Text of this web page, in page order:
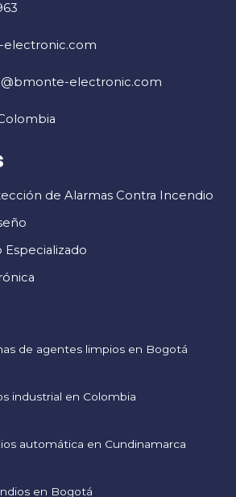
electronic.com
de Alarmas Contra Incendio
de agentes limpios en Bogotá
industrial en Colombia
automática en Cundinamarca
en Bogotá